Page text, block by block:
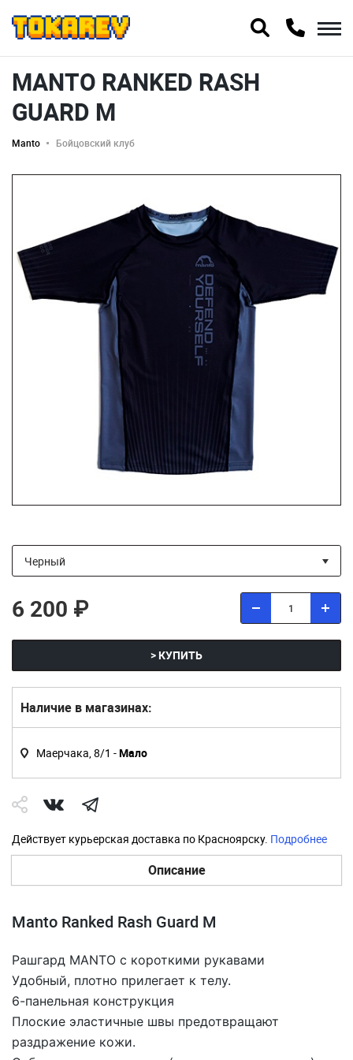
MANTO RANKED RASH
GUARD M
Manto Бойцовский клуб
6 200 ₽
> КУПИТЬ
Наличие в магазинах:
Маерчака, 8/1 -Мало
Действует курьерская доставка по Красноярску. Подробнее
Описание
Manto Ranked Rash Guard M
Рашгард MANTO с короткими рукавами
Удобный, плотно прилегает к телу.
6-панельная конструкция
Плоские эластичные швы предотвращают
раздражение кожи.